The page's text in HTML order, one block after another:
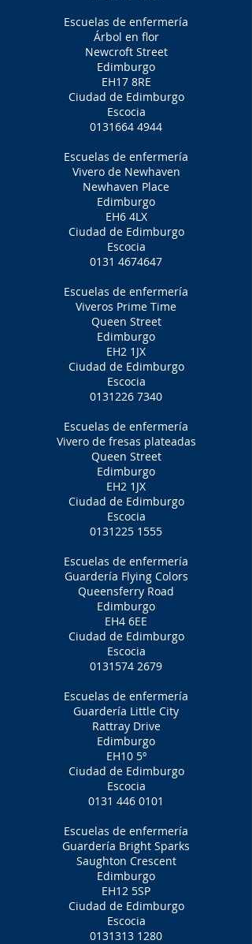
Escuelas de enfermería
Árbol en flor
Newcroft Street
Edimburgo
EH17 8RE
Ciudad de Edimburgo
Escocia
0131664 4944
Escuelas de enfermería
Vivero de Newhaven
Newhaven Place
Edimburgo
EH6 4LX
Ciudad de Edimburgo
Escocia
0131 4674647
Escuelas de enfermería
Viveros Prime Time
Queen Street
Edimburgo
EH2 1JX
Ciudad de Edimburgo
Escocia
0131226 7340
Escuelas de enfermería
Vivero de fresas plateadas
Queen Street
Edimburgo
EH2 1JX
Ciudad de Edimburgo
Escocia
0131225 1555
Escuelas de enfermería
Guardería Flying Colors
Queensferry Road
Edimburgo
EH4 6EE
Ciudad de Edimburgo
Escocia
0131574 2679
Escuelas de enfermería
Guardería Little City
Rattray Drive
Edimburgo
EH10 5º
Ciudad de Edimburgo
Escocia
0131 446 0101
Escuelas de enfermería
Guardería Bright Sparks
Saughton Crescent
Edimburgo
EH12 5SP
Ciudad de Edimburgo
Escocia
0131313 1280